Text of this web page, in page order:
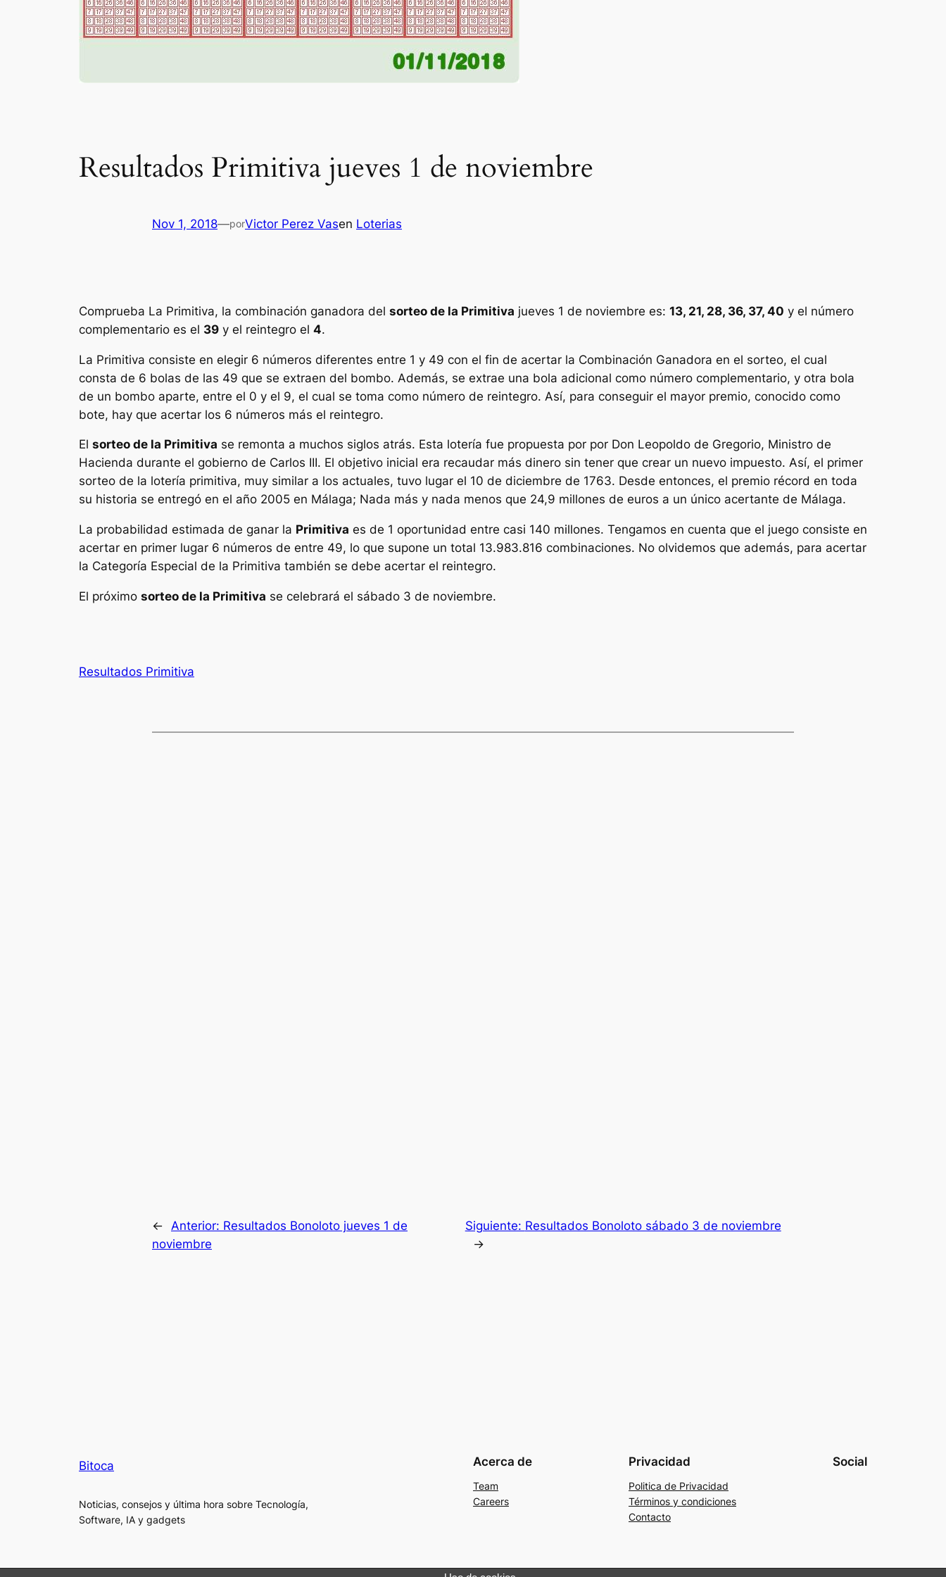
Resultados Primitiva jueves 1 de noviembre
Nov 1, 2018—porVictor Perez Vasen Loterias
Comprueba La Primitiva, la combinación ganadora del sorteo de la Primitiva jueves 1 de noviembre es: 13, 21, 28, 36, 37, 40 y el número
complementario es el 39 y el reintegro el 4.
La Primitiva consiste en elegir 6 números diferentes entre 1 y 49 con el fin de acertar la Combinación Ganadora en el sorteo, el cual
consta de 6 bolas de las 49 que se extraen del bombo. Además, se extrae una bola adicional como número complementario, y otra bola
de un bombo aparte, entre el 0 y el 9, el cual se toma como número de reintegro. Así, para conseguir el mayor premio, conocido como
bote, hay que acertar los 6 números más el reintegro.
El sorteo de la Primitiva se remonta a muchos siglos atrás. Esta lotería fue propuesta por por Don Leopoldo de Gregorio, Ministro de
Hacienda durante el gobierno de Carlos III. El objetivo inicial era recaudar más dinero sin tener que crear un nuevo impuesto. Así, el primer
sorteo de la lotería primitiva, muy similar a los actuales, tuvo lugar el 10 de diciembre de 1763. Desde entonces, el premio récord en toda
su historia se entregó en el año 2005 en Málaga; Nada más y nada menos que 24,9 millones de euros a un único acertante de Málaga.
La probabilidad estimada de ganar la Primitiva es de 1 oportunidad entre casi 140 millones. Tengamos en cuenta que el juego consiste en
acertar en primer lugar 6 números de entre 49, lo que supone un total 13.983.816 combinaciones. No olvidemos que además, para acertar
la Categoría Especial de la Primitiva también se debe acertar el reintegro.
El próximo sorteo de la Primitiva se celebrará el sábado 3 de noviembre.
Resultados Primitiva
← Anterior: Resultados Bonoloto jueves 1 de
noviembre
Siguiente: Resultados Bonoloto sábado 3 de noviembre
→
Bitoca
Noticias, consejos y última hora sobre Tecnología,
Software, IA y gadgets
Acerca de
Team
Careers
Privacidad
Politica de Privacidad
Términos y condiciones
Contacto
Social